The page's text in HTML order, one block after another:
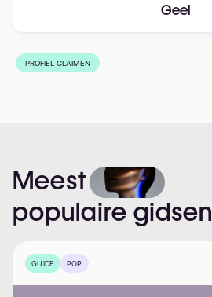
Geel
PROFIEL CLAIMEN
Meest
populaire gidsen
GUIDE POP